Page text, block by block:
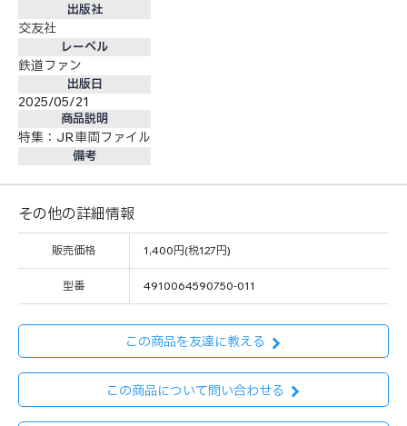
出版社
交友社
レーベル
鉄道ファン
出版日
2025/05/21
商品説明
特集：JR車両ファイル
備考
その他の詳細情報
販売価格 1,400円(税127円)
型番 4910064590750-011
この商品を友達に教える
この商品について問い合わせる